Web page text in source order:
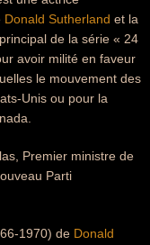
Donald Sutherland et la
de la série « 24
avoir milité en faveur
le mouvement des
Unis ou pour la
Premier ministre de
Parti
1970) de Donald